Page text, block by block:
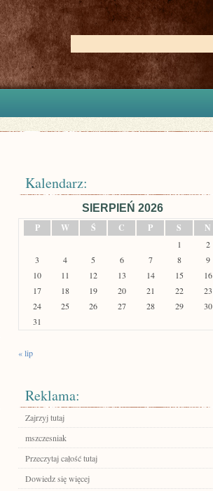
Kalendarz:
SIERPIEŃ 2026
P
W Ś C P S N
1
2
3
4 5 6 7 8
9
10
11 12 13 14 15
16
17
18 19 20 21 22
23
24
25 26 27 28 29
30
31
« lip
Reklama:
Zajrzyj tutaj
mszczesniak
Przeczytaj całość tutaj
Dowiedz się więcej